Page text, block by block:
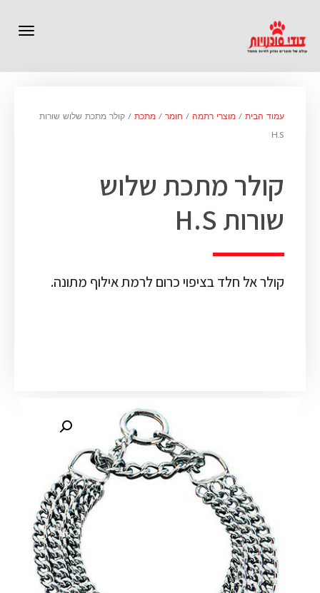
עמוד הבית / מוצרי רתמה / חומר / מתכת / קולר מתכת שלוש שורות
H.S
קולר מתכת שלוש
שורות H.S
קולר אל חלד בציפוי כרום לרמת אילוף מתונה.